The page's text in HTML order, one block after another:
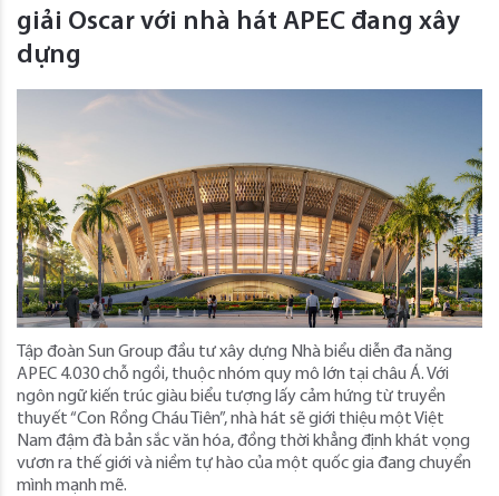
giải Oscar với nhà hát APEC đang xây
dựng
Tập đoàn Sun Group đầu tư xây dựng Nhà biểu diễn đa năng
APEC 4.030 chỗ ngồi, thuộc nhóm quy mô lớn tại châu Á. Với
ngôn ngữ kiến trúc giàu biểu tượng lấy cảm hứng từ truyền
thuyết “Con Rồng Cháu Tiên”, nhà hát sẽ giới thiệu một Việt
Nam đậm đà bản sắc văn hóa, đồng thời khẳng định khát vọng
vươn ra thế giới và niềm tự hào của một quốc gia đang chuyển
mình mạnh mẽ.